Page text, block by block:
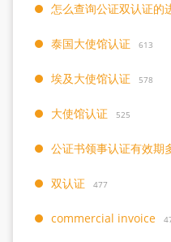
怎么查询公证双认证的
泰国大使馆认证 613
埃及大使馆认证 578
大使馆认证 525
公证书领事认证有效期
双认证 477
commercial invoice